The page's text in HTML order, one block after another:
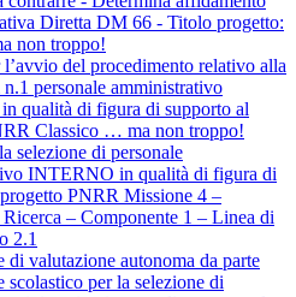
Diretta DM 66 - Titolo progetto:
non troppo!
del procedimento relativo alla
n.1 personale amministrativo
qualità di figura di supporto al
Classico … ma non troppo!
selezione di personale
INTERNO in qualità di figura di
PNRR Missione 4 –
– Componente 1 – Linea di
2.1
di valutazione autonoma da parte
scolastico per la selezione di